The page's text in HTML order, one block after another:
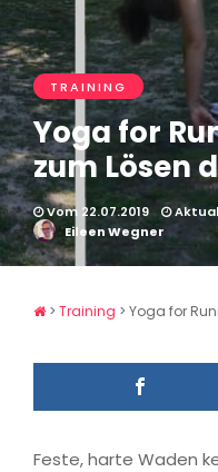
TRAINING
Yoga for
zum Lösen
Vom 22.07.2019
Eileen Wegner
> Training > Yoga for
Feste, harte Waden